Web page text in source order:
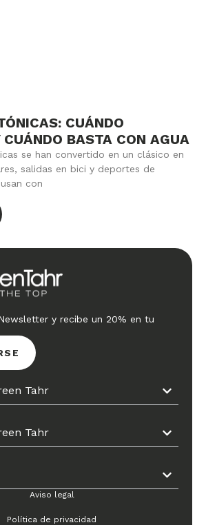
CUÁNDO
BASTA CON AGUA
se han convertido en un clásico en
salidas en bici y deportes de
con
Tahr
Tahr
Aviso legal
Política de privacidad
y recibe un 20% en tu